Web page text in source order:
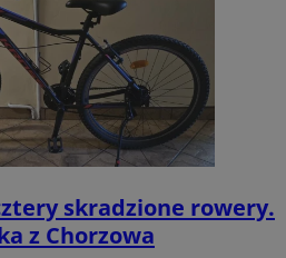
skradzione rowery.
z Chorzowa